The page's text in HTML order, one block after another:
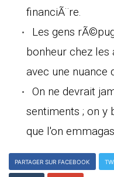
financiÃ¨re.
Les gens
bonheur chez les
avec une nuance
On ne devrait
sentiments ; on y
que l'on
PARTAGER SUR FACEBOOK